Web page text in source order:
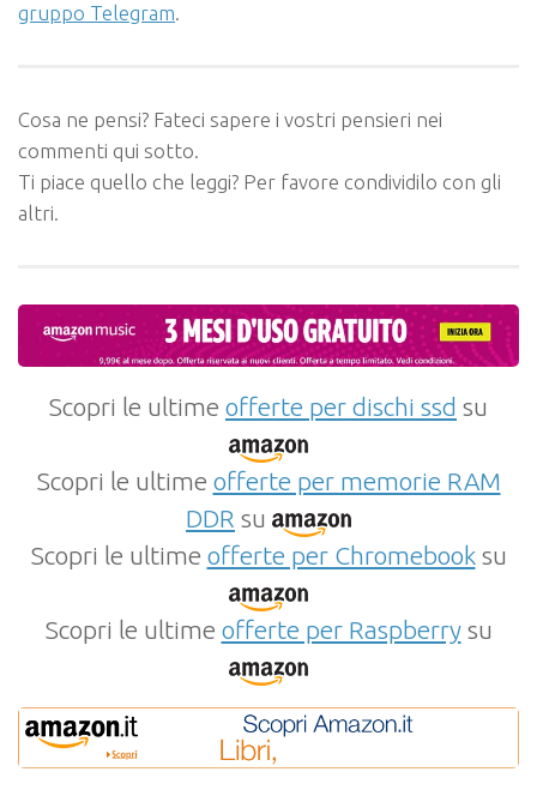
gruppo Telegram.
Cosa ne pensi? Fateci sapere i vostri pensieri nei
commenti qui sotto.
Ti piace quello che leggi? Per favore condividilo con gli
altri.
Scopri le ultime offerte per dischi ssd su
Scopri le ultime offerte per memorie RAM
DDR su
Scopri le ultime offerte per Chromebooksu
Scopri le ultime offerte per Raspberrysu